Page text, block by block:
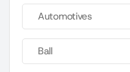
Automotives
Ball